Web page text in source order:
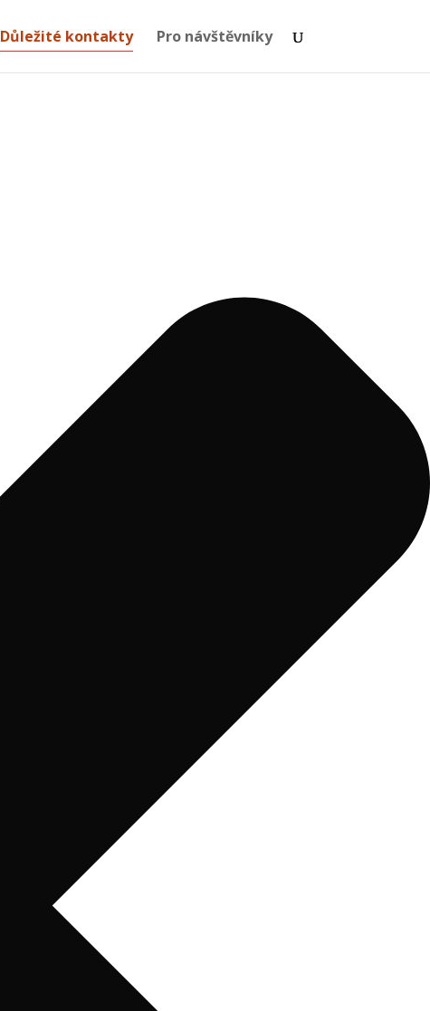
Důležité kontakty Pro návštěvníky